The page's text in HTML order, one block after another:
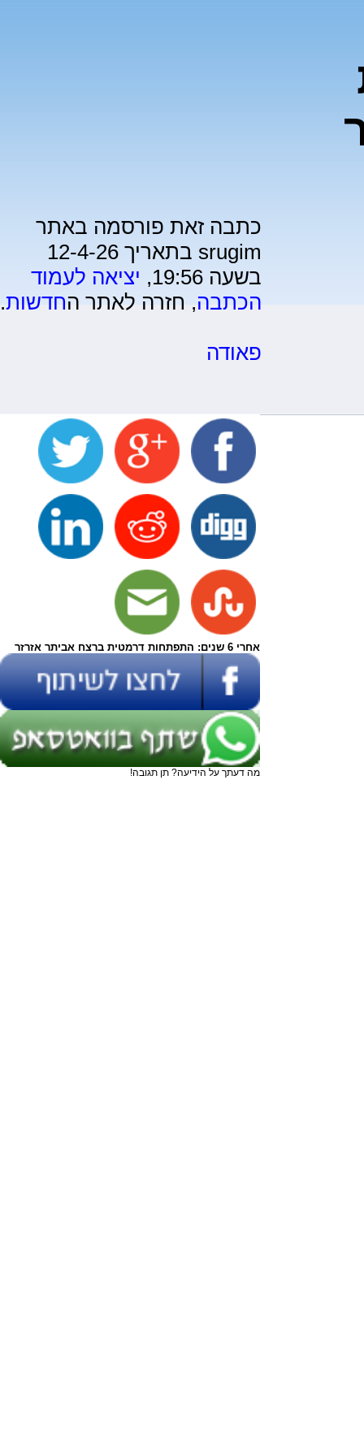
כתבה זאת פורסמה באתר
srugim בתאריך 12-4-26
בשעה 19:56,
יציאה לעמוד
הכתבה, חזרה לאתר החדשות.
פאודה
אחרי 6 שנים: התפתחות דרמטית ברצח אביתר אזרזר
מה דעתך על הידיעה? תן תגובה!